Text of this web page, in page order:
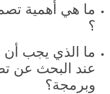
ما هي أهمية
؟
ما الذي يجب أن
عند البحث عن
وبرمجة؟